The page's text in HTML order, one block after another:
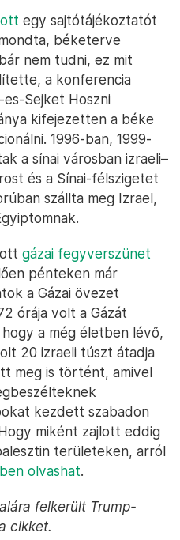
egy sajtótájékoztatót
béketerve
nem tudni, ez mit
a konferencia
es-Sejket Hoszni
kifejezetten a béke
1996-ban, 1999-
a sínai városban izraeli–
és a Sínai-félszigetet
szállta meg Izrael,
gázai fegyverszünet
pénteken már
a Gázai övezet
órája volt a Gázát
a még életben lévő,
20 izraeli túszt átadja
meg is történt, amivel
kezdett szabadon
miként zajlott eddig
területeken, arról
olvashat.
felkerült Trump-
cikket.